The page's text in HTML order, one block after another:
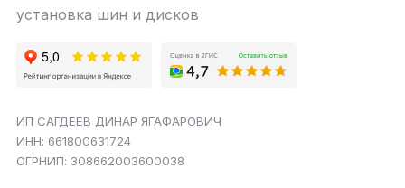
установка шин и дисков
ИП САГДЕЕВ ДИНАР ЯГАФАРОВИЧ
ИНН: 661800631724
ОГРНИП: 308662003600038